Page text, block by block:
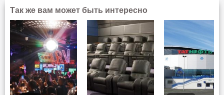
Так же вам может быть интересно